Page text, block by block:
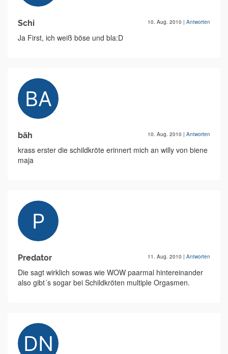
Schi 10. Aug. 2010 | Antworten
Ja First, ich weiß böse und bla:D
bäh 10. Aug. 2010 | Antworten
krass erster die schildkröte erinnert mich an willy von biene
maja
Predator 11. Aug. 2010 | Antworten
Die sagt wirklich sowas wie WOW paarmal hintereinander
also gibt´s sogar bei Schildkröten multiple Orgasmen.